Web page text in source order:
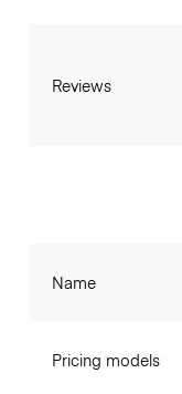
Reviews
Name
Pricing models